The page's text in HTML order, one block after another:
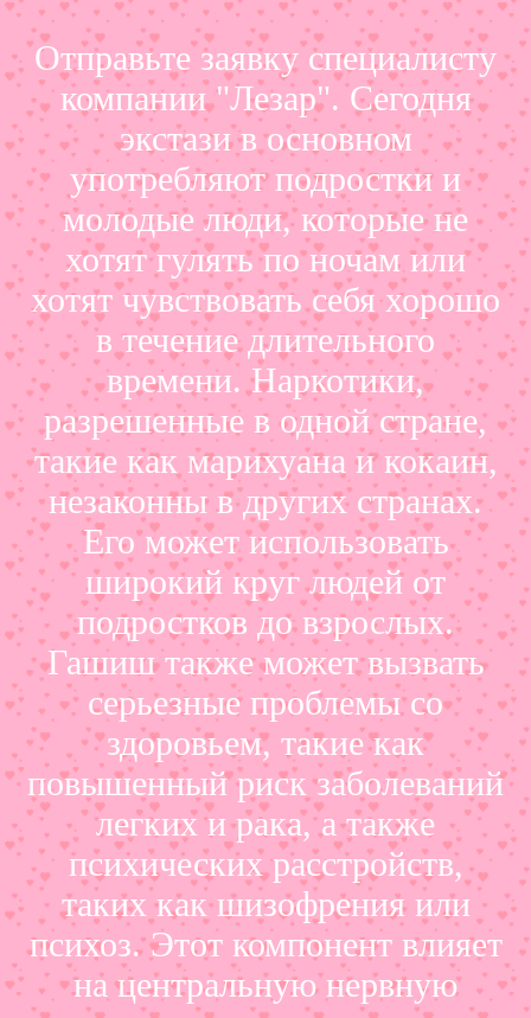
Отправьте заявку специалисту
компании "Лезар". Сегодня
экстази в основном
употребляют подростки и
молодые люди, которые не
хотят гулять по ночам или
хотят чувствовать себя хорошо
в течение длительного
времени. Наркотики,
разрешенные в одной стране,
такие как марихуана и кокаин,
незаконны в других странах.
Его может использовать
широкий круг людей от
подростков до взрослых.
Гашиш также может вызвать
серьезные проблемы со
здоровьем, такие как
повышенный риск заболеваний
легких и рака, а также
психических расстройств,
таких как шизофрения или
психоз. Этот компонент влияет
на центральную нервную